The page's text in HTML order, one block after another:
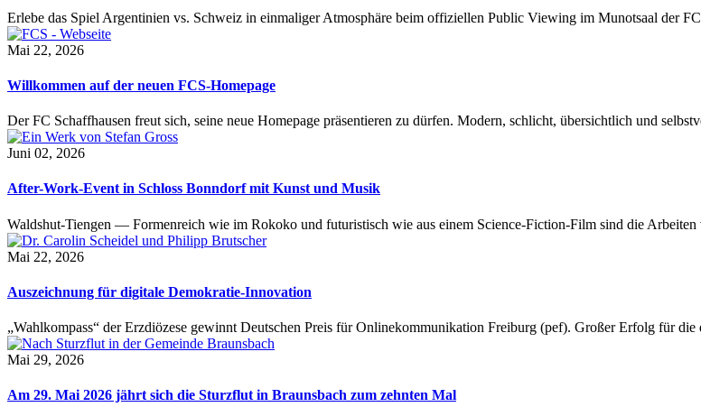
Erlebe das Spiel Argentinien vs. Schweiz in einmaliger Atmosphäre beim offiziellen Public Viewing im Munotsaal der
Mai 22, 2026
Willkommen auf der neuen FCS-Homepage
Der FC Schaffhausen freut sich, seine neue Homepage präsentieren zu dürfen. Modern, schlicht, übersichtlich und
Juni 02, 2026
After-Work-Event in Schloss Bonndorf mit Kunst und Musik
Waldshut-Tiengen — Formenreich wie im Rokoko und futuristisch wie aus einem Science-Fiction-Film sind die
Mai 22, 2026
Auszeichnung für digitale Demokratie-Innovation
„Wahlkompass“ der Erzdiözese gewinnt Deutschen Preis für Onlinekommunikation Freiburg (pef). Großer Erfolg für
Mai 29, 2026
Am 29. Mai 2026 jährt sich die Sturzflut in Braunsbach zum zehnten Mal